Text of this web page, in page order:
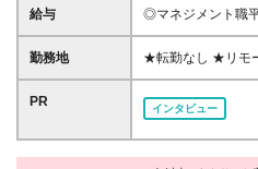
有無ではなく、「
いと思うマインド
す。
給与
◎マネジメント職
込定例給与実績。） 【STEP1】まずはコンサル
トからスタート ◆
期補給の金額は前
勤務地
★転勤なし ★リモ
く働き続けられます！ ■ご希望を考慮した上
を決定いたします
関係を重視するため転勤なし ■U・I
24都道府県で同時募集実施 ▼下記
岩手県（盛岡市）
PR
インタビュー